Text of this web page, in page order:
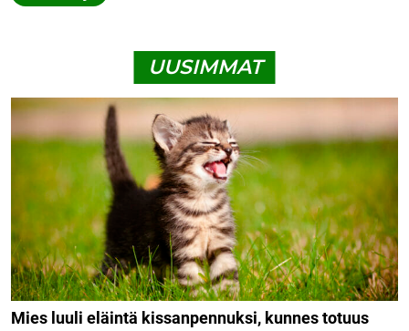
UUSIMMAT
Mies luuli eläintä kissanpennuksi, kunnes totuus